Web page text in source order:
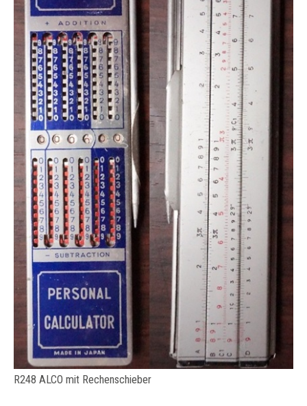
R248 ALCO mit Rechenschieber